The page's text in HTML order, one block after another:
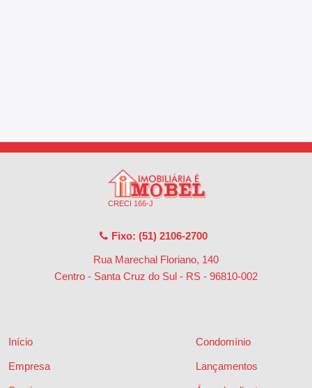
CRECI 166-J
Fixo: (51) 2106-2700
Rua Marechal Floriano, 140
Centro - Santa Cruz do Sul - RS - 96810-002
Início
Empresa
Condomínio
Lançamentos